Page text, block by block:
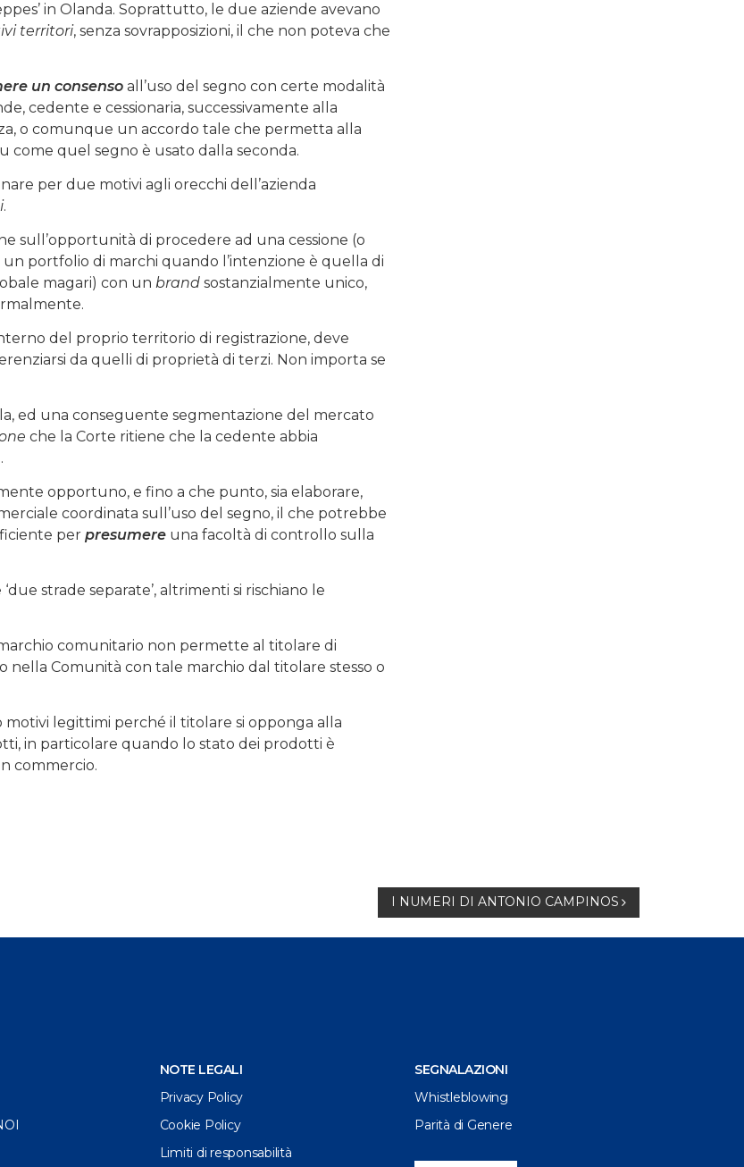
in Olanda. Soprattutto, le due aziende avevano
territori, senza sovrapposizioni, il che non poteva che
un consenso all’uso del segno con certe modalità
cedente e cessionaria, successivamente alla
o comunque un accordo tale che permetta alla
come quel segno è usato dalla seconda.
per due motivi agli orecchi dell’azienda
.
sull’opportunità di procedere ad una cessione (o
portfolio di marchi quando l’intenzione è quella di
magari) con un brand sostanzialmente unico,
del proprio territorio di registrazione, deve
da quelli di proprietà di terzi. Non importa se
ed una conseguente segmentazione del mercato
che la Corte ritiene che la cedente abbia
opportuno, e fino a che punto, sia elaborare,
coordinata sull’uso del segno, il che potrebbe
per presumere una facoltà di controllo sulla
strade separate’, altrimenti si rischiano le
comunitario non permette al titolare di
nella Comunità con tale marchio dal titolare stesso o
motivi legittimi perché il titolare si opponga alla
in particolare quando lo stato dei prodotti è
commercio.
I NUMERI DI ANTONIO CAMPINOS
NOTE LEGALI
Privacy Policy
Cookie Policy
Limiti di responsabilità
SEGNALAZIONI
Whistleblowing
Parità di Genere